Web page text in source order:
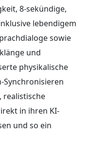
8-sekündige,
lebendigem
sowie
und
physikalische
Synchronisieren
realistische
in ihren KI-
und so ein